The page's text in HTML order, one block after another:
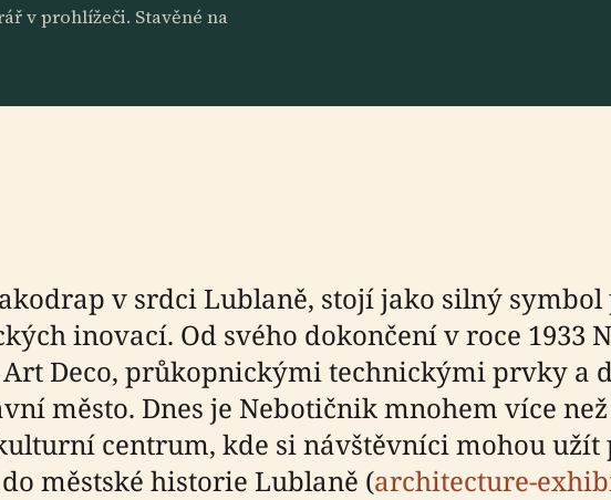
v prohlížeči. Stavěné na
v srdci Lublaně, stojí jako silný
inovací. Od svého dokončení v roce 1933
Deco, průkopnickými technickými prvky a
město. Dnes je Nebotičnik mnohem více
centrum, kde si návštěvníci mohou
městské historie Lublaně (architecture-